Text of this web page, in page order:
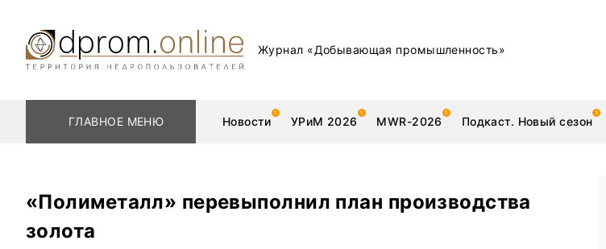
Журнал «Добывающая промышленность»
ГЛАВНОЕ МЕНЮ Новости УРиМ 2026 MWR-2026 Подкаст. Новый сезон
Геологоразведка
«Полиметалл» перевыполнил план производства
золота